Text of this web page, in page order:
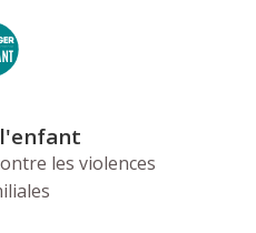
les violences